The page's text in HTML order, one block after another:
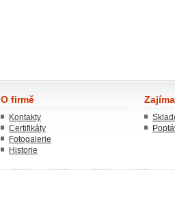
O firmě
Kontakty
Certifikáty
Fotogalerie
Historie